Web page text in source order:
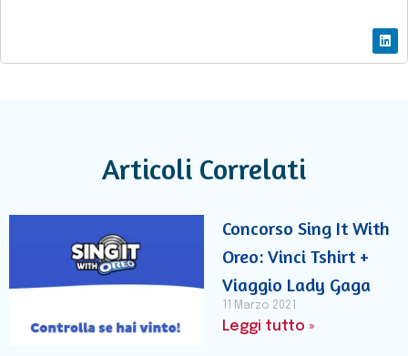
Articoli Correlati
Concorso Sing It With
Oreo: Vinci Tshirt +
Viaggio Lady Gaga
11 Marzo 2021
Leggi tutto »